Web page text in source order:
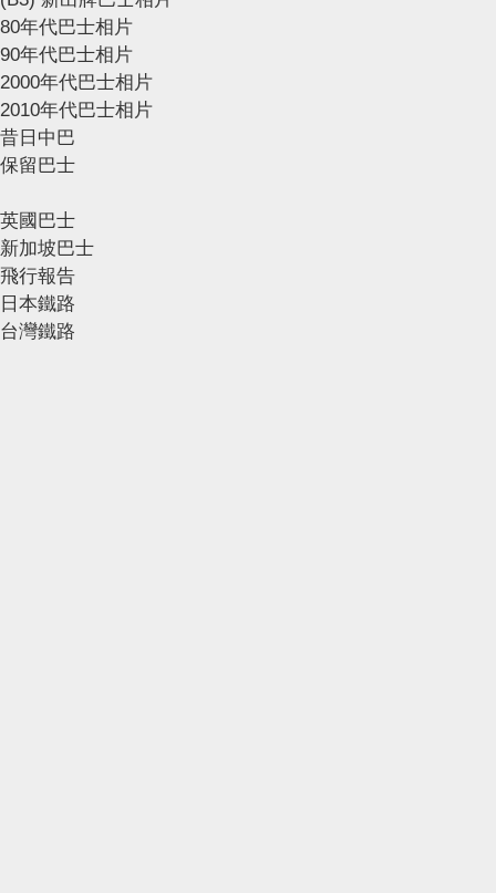
80年代巴士相片
90年代巴士相片
2000年代巴士相片
2010年代巴士相片
昔日中巴
保留巴士
英國巴士
新加坡巴士
飛行報告
日本鐵路
台灣鐵路